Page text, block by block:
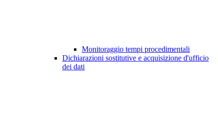
Monitoraggio tempi procedimentali
Dichiarazioni sostitutive e acquisizione d'ufficio
dei dati